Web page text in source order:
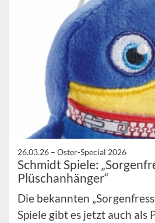
26.03.26 – Oster-Special 2026
Schmidt Spiele:
Plüschanhänger“
Die bekannten
Spiele gibt es jetzt auch als